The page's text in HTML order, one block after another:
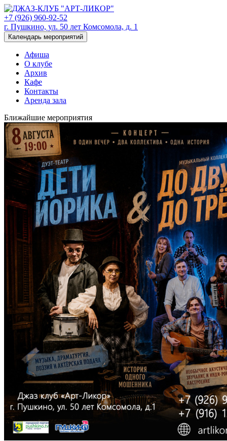
+7 (926) 960-92-52
г. Пушкино, ул. 50 лет Комсомола, д. 1
Календарь мероприятий
Афиша
О клубе
Архив
Кафе
Контакты
Аренда зала
Ближайшие мероприятия